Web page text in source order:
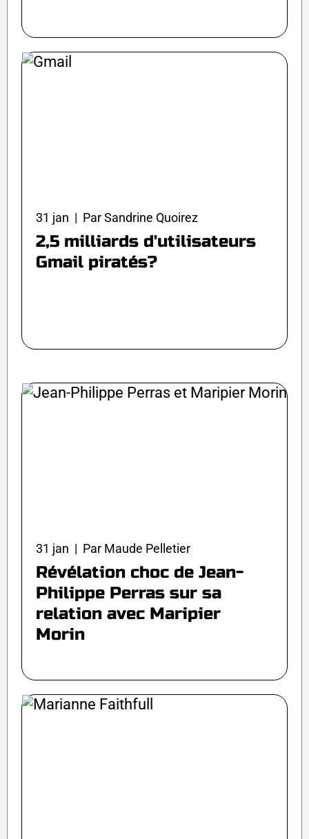
31 jan | Par Sandrine Quoirez
2,5 milliards d'utilisateurs
Gmail piratés?
31 jan | Par Maude Pelletier
Révélation choc de Jean-
Philippe Perras sur sa
relation avec Maripier
Morin